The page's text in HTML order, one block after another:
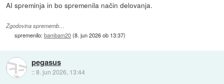
AI spreminja in bo spremenila način delovanja.
Zgodovina sprememb…
spremenilo:bambam20(8. jun 2026 ob 13:37)
pegasus
::8. jun 2026, 13:44